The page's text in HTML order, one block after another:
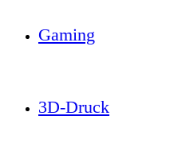
Gaming
3D-Druck